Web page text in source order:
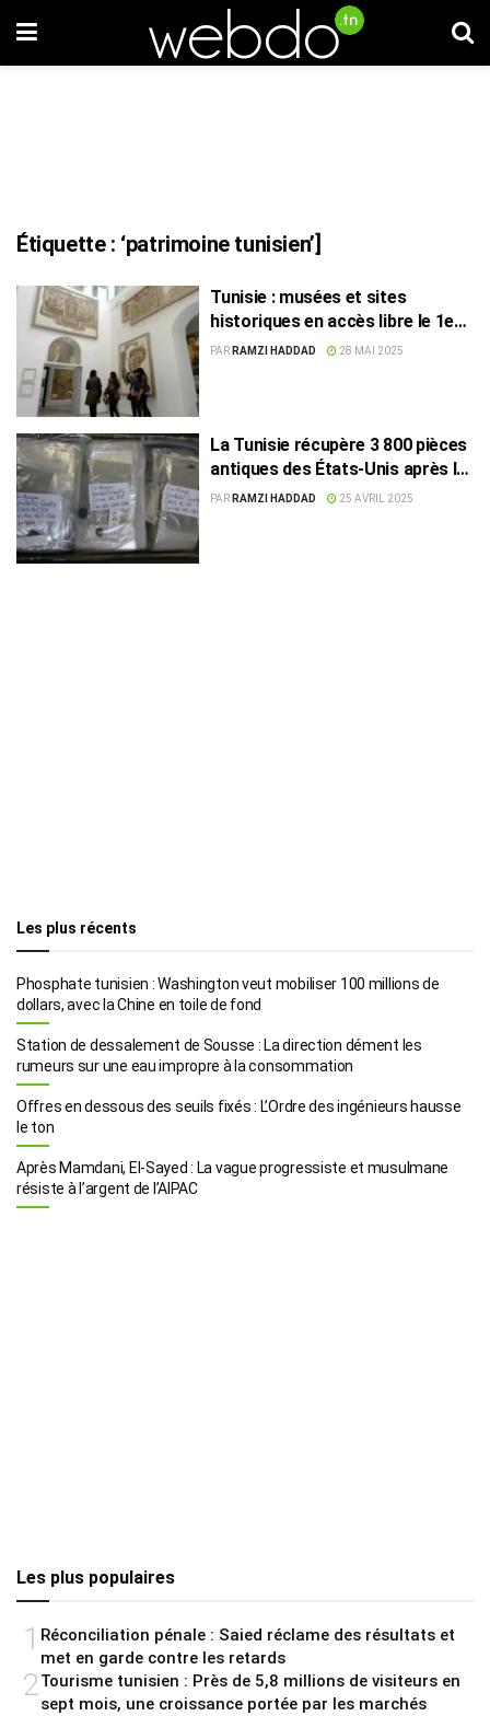
Étiquette : ‘patrimoine tunisien’]
Tunisie : musées et sites
historiques en accès libre le 1er
juin
PAR RAMZI HADDAD 28 MAI 2025
La Tunisie récupère 3 800 pièces
antiques des États-Unis après la
restitution de 11 000
PAR RAMZI HADDAD 25 AVRIL 2025
Les plus récents
Phosphate tunisien : Washington veut mobiliser 100 millions de
dollars, avec la Chine en toile de fond
Station de dessalement de Sousse : La direction dément les
rumeurs sur une eau impropre à la consommation
Offres en dessous des seuils fixés : L’Ordre des ingénieurs hausse
le ton
Après Mamdani, El-Sayed : La vague progressiste et musulmane
résiste à l’argent de l’AIPAC
Les plus populaires
1 Réconciliation pénale : Saied réclame des résultats et
met en garde contre les retards
2Tourisme tunisien : Près de 5,8 millions de visiteurs en
sept mois, une croissance portée par les marchés